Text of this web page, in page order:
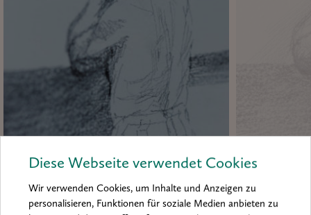
Diese Webseite verwendet Cookies
Wir verwenden Cookies, um Inhalte und Anzeigen zu
personalisieren, Funktionen für soziale Medien anbieten zu